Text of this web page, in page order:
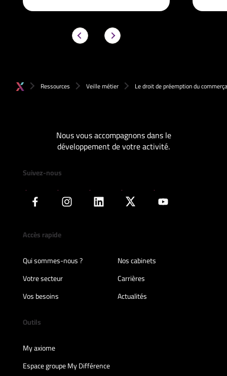
Ressources Veille métier Le droit de préemption du
Nous vous accompagnons dans le
développement de votre activité.
Suivez-nous
Accès rapide
Qui sommes-nous ?
Nos cabinets
Votre secteur
Carrières
Vos besoins
Actualités
Outils
My axiome
Espace groupe My Différence